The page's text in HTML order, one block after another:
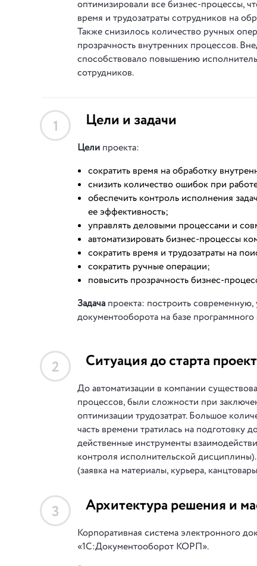
оптимизировали все бизнес-процессы,
время и трудозатраты сотрудников на
Также снизилось количество ручных
прозрачность внутренних процессов.
способствовало повышению
сотрудников.
1 Цели и задачи
Цели проекта:
сократить время на обработку
снизить количество ошибок при
обеспечить контроль исполнения
ее эффективность;
управлять деловыми процессами и
автоматизировать бизнес-процессы
сократить время и трудозатраты на
сократить ручные операции;
повысить прозрачность бизнес-
Задача проекта: построить
документооборота на базе
2 Ситуация до старта
До автоматизации в компании
процессов, были сложности при
оптимизации трудозатрат. Большое
часть времени тратилась на подготовку
действенные инструменты
контроля исполнительской
(заявка на материалы, курьера,
3 Архитектура решения и
Корпоративная система электронного
«1С:Документооборот КОРП».